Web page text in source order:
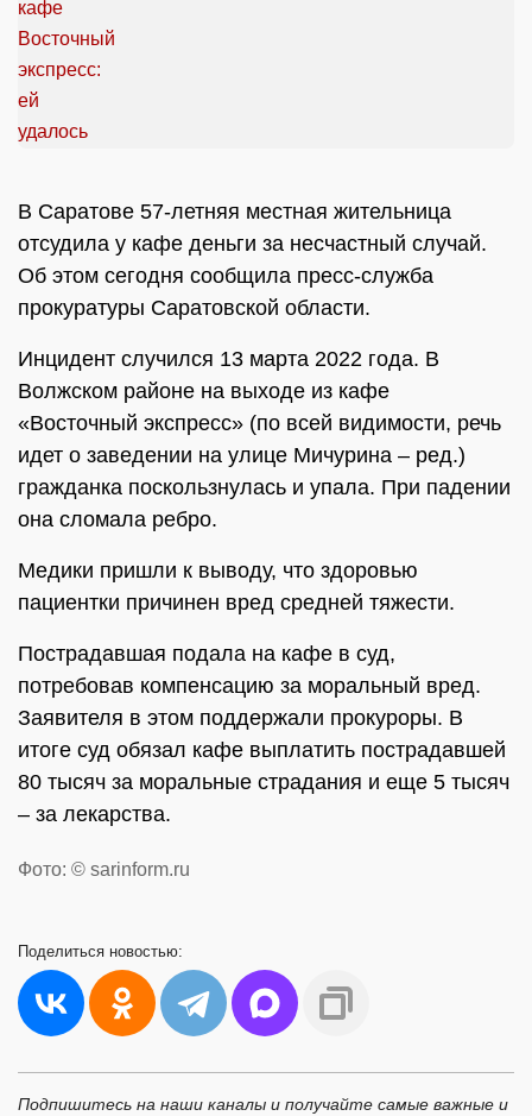
В Саратове 57-летняя местная жительница
отсудила у кафе деньги за несчастный случай.
Об этом сегодня сообщила пресс-служба
прокуратуры Саратовской области.
Инцидент случился 13 марта 2022 года. В
Волжском районе на выходе из кафе
«Восточный экспресс» (по всей видимости, речь
идет о заведении на улице Мичурина – ред.)
гражданка поскользнулась и упала. При падении
она сломала ребро.
Медики пришли к выводу, что здоровью
пациентки причинен вред средней тяжести.
Пострадавшая подала на кафе в суд,
потребовав компенсацию за моральный вред.
Заявителя в этом поддержали прокуроры. В
итоге суд обязал кафе выплатить пострадавшей
80 тысяч за моральные страдания и еще 5 тысяч
– за лекарства.
Фото: © sarinform.ru
Поделиться новостью:
Подпишитесь на наши каналы и получайте самые важные и